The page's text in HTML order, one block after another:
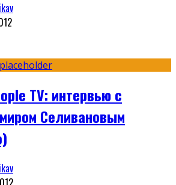
TV: интервью с
Селивановым